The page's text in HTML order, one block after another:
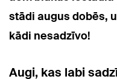
stādi augus dobēs,
kādi nesadzīvo!
Augi, kas labi